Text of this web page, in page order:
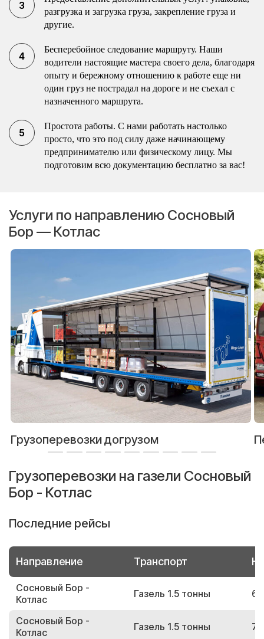
разгрузка и загрузка груза, закрепление груза и
другие.
Бесперебойное следование маршруту. Наши
водители настоящие мастера своего дела, благодаря
опыту и бережному отношению к работе еще ни
один груз не пострадал на дороге и не съехал с
назначенного маршрута.
Простота работы. С нами работать настолько
просто, что это под силу даже начинающему
предпринимателю или физическому лицу. Мы
подготовим всю документацию бесплатно за вас!
Услуги по направлению Сосновый
Бор — Котлас
Грузоперевозки догрузом
Грузоперевозки на газели Сосновый
Бор - Котлас
Последние рейсы
Направление Транспорт
Сосновый Бор -
Котлас
Газель 1.5 тонны
Сосновый Бор -
Котлас
Газель 1.5 тонны